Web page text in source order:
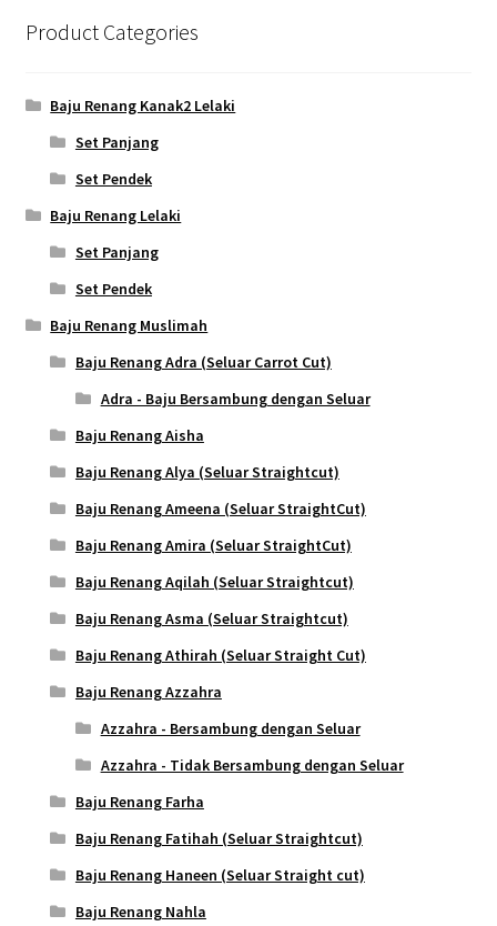
Product Categories
Baju Renang Kanak2 Lelaki
Set Panjang
Set Pendek
Baju Renang Lelaki
Set Panjang
Set Pendek
Baju Renang Muslimah
Baju Renang Adra (Seluar Carrot Cut)
Adra - Baju Bersambung dengan Seluar
Baju Renang Aisha
Baju Renang Alya (Seluar Straightcut)
Baju Renang Ameena (Seluar StraightCut)
Baju Renang Amira (Seluar StraightCut)
Baju Renang Aqilah (Seluar Straightcut)
Baju Renang Asma (Seluar Straightcut)
Baju Renang Athirah (Seluar Straight Cut)
Baju Renang Azzahra
Azzahra - Bersambung dengan Seluar
Azzahra - Tidak Bersambung dengan Seluar
Baju Renang Farha
Baju Renang Fatihah (Seluar Straightcut)
Baju Renang Haneen (Seluar Straight cut)
Baju Renang Nahla